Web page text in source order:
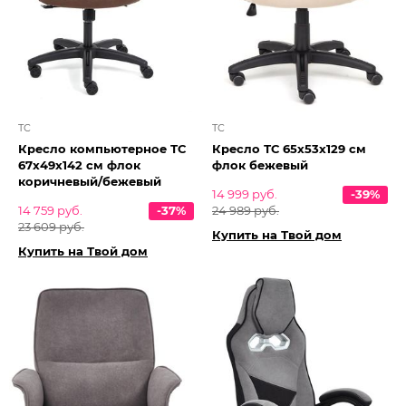
TC
Кресло компьютерное ТС
67х49х142 см флок
коричневый/бежевый
14 759 руб.
23 609 руб.
-37%
Купить на Твой дом
TC
Кресло ТС 65х53х129 см
флок бежевый
14 999 руб.
24 989 руб.
-39%
Купить на Твой дом